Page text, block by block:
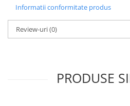
Informatii conformitate produs
Review-uri(0)
PRODUSE